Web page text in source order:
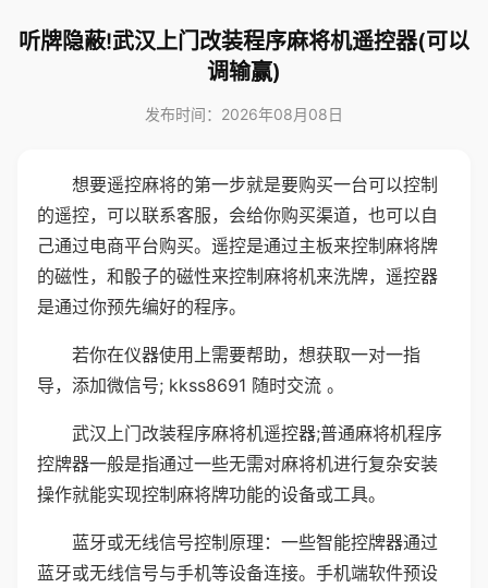
听牌隐蔽!武汉上门改装程序麻将机遥控器(可以
调输赢)
发布时间：2026年08月08日
想要遥控麻将的第一步就是要购买一台可以控制
的遥控，可以联系客服，会给你购买渠道，也可以自
己通过电商平台购买。遥控是通过主板来控制麻将牌
的磁性，和骰子的磁性来控制麻将机来洗牌，遥控器
是通过你预先编好的程序。
若你在仪器使用上需要帮助，想获取一对一指
导，添加微信号; kkss8691 随时交流 。
武汉上门改装程序麻将机遥控器;普通麻将机程序
控牌器一般是指通过一些无需对麻将机进行复杂安装
操作就能实现控制麻将牌功能的设备或工具。
蓝牙或无线信号控制原理：一些智能控牌器通过
蓝牙或无线信号与手机等设备连接。手机端软件预设